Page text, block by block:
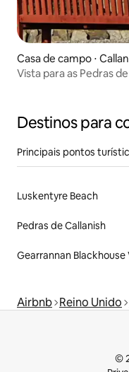
Casa de campo ⋅
Vista para as Pedras
Destinos para
Principais pontos
Luskentyre Beach
Pedras de Callanish
Airbnb Reino Unido
©